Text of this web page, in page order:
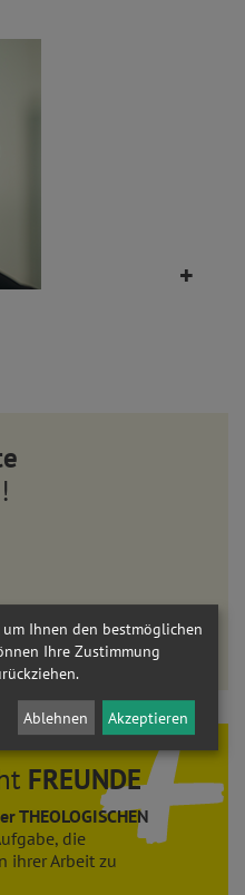
dem christlichen Glauben.
FREUNDE
THEOLOGISCHEN
die
ihrer Arbeit zu
Ihnen den bestmöglichen
Ihre Zustimmung
Ablehnen Akzeptieren